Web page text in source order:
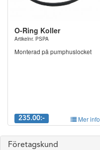
O-Ring Koller
Artikelnr. PSPA
Monterad på pumphuslocket
235.00:- Mer info
Företagskund